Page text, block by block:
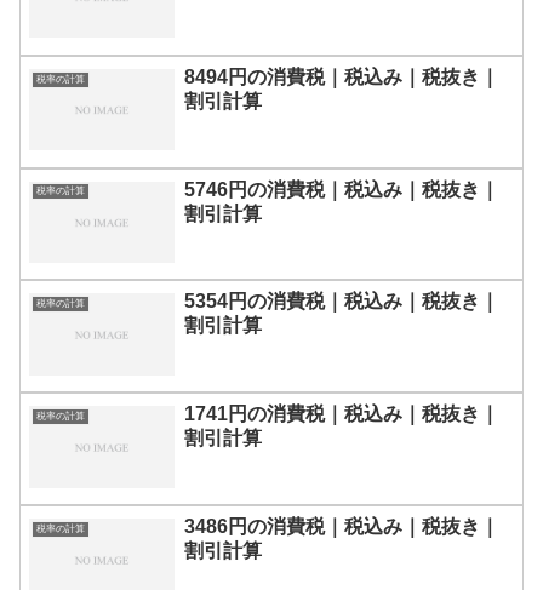
税率の計算
8494円の消費税｜税込み｜税抜き｜
割引計算
税率の計算
5746円の消費税｜税込み｜税抜き｜
割引計算
税率の計算
5354円の消費税｜税込み｜税抜き｜
割引計算
税率の計算
1741円の消費税｜税込み｜税抜き｜
割引計算
税率の計算
3486円の消費税｜税込み｜税抜き｜
割引計算